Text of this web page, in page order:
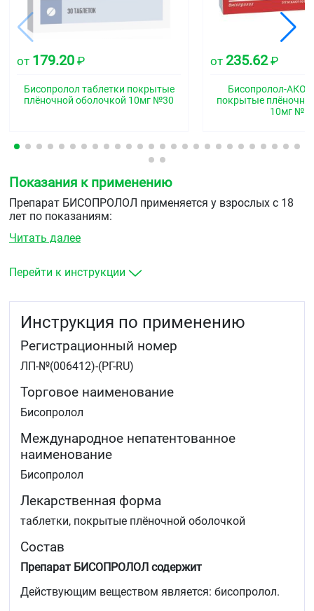
от 179.20 ₽
Бисопролол таблетки покрытые
плёночной оболочкой 10мг №30
от 235.62₽
Бисопролол-АКОС
покрытые
10мг
Показания к применению
Препарат БИСОПРОЛОЛ применяется у взрослых с 18
лет по показаниям:
артериальная гипертензия (повышенное
ишемическая болезнь сердца (ИБС): стабильная
стенокардия (болевой синдром в грудной клетке,
хроническая сердечная недостаточность (ХСН)
(заболевание, при котором сердце оказывается
неспособным перекачивать достаточное
количество крови для обеспечения организма
кислородом).
Читать далее
Перейти к инструкции
Инструкция по применению
Регистрационный номер
ЛП-№(006412)-(РГ-RU)
Торговое наименование
Бисопролол
Международное непатентованное
наименование
Бисопролол
Лекарственная форма
таблетки, покрытые плёночной оболочкой
Состав
Препарат БИСОПРОЛОЛ содержит
Действующим веществом является: бисопролол.